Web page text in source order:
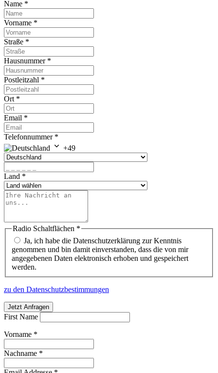
Name *
Vorname *
Straße *
Hausnummer *
Postleitzahl *
Ort *
Email *
Telefonnummer *
+49
Land *
Radio Schaltflächen *
Ja, ich habe die Datenschutzerklärung zur Kenntnis
genommen und bin damit einverstanden, dass die von mir
angegebenen Daten elektronisch erhoben und gespeichert
werden.
zu den Datenschutzbestimmungen
Jetzt Anfragen
First Name
Vorname *
Nachname *